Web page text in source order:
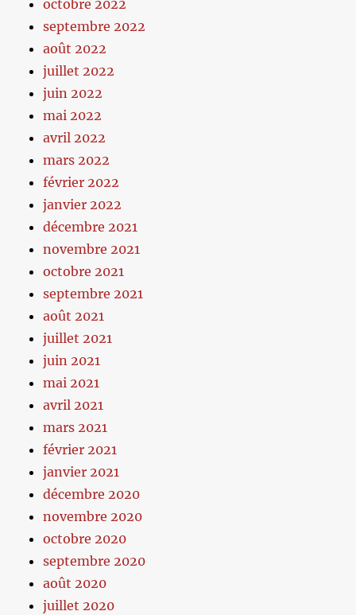
octobre 2022
septembre 2022
août 2022
juillet 2022
juin 2022
mai 2022
avril 2022
mars 2022
février 2022
janvier 2022
décembre 2021
novembre 2021
octobre 2021
septembre 2021
août 2021
juillet 2021
juin 2021
mai 2021
avril 2021
mars 2021
février 2021
janvier 2021
décembre 2020
novembre 2020
octobre 2020
septembre 2020
août 2020
juillet 2020